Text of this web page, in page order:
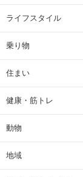
ライフスタイル
乗り物
住まい
健康・筋トレ
動物
地域